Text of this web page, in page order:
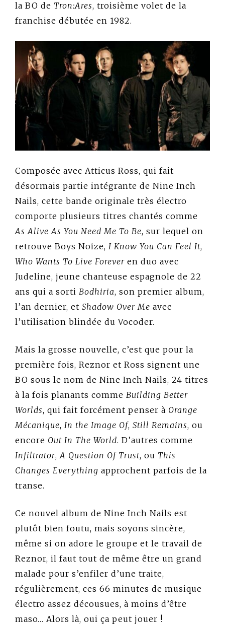
la BO de Tron:Ares, troisième volet de la
franchise débutée en 1982.
Composée avec Atticus Ross, qui fait
désormais partie intégrante de Nine Inch
Nails, cette bande originale très électro
comporte plusieurs titres chantés comme
As Alive As You Need Me To Be, sur lequel on
retrouve Boys Noize, I Know You Can Feel It,
Who Wants To Live Forever en duo avec
Judeline, jeune chanteuse espagnole de 22
ans qui a sorti Bodhiria, son premier album,
l’an dernier, et Shadow Over Me avec
l’utilisation blindée du Vocoder.
Mais la grosse nouvelle, c’est que pour la
première fois, Reznor et Ross signent une
BO sous le nom de Nine Inch Nails, 24 titres
à la fois planants comme Building Better
Worlds, qui fait forcément penser à Orange
Mécanique, In the Image Of, Still Remains, ou
encore Out In The World. D’autres comme
Infiltrator,A Question Of Trust, ou This
Changes Everything approchent parfois de la
transe.
Ce nouvel album de Nine Inch Nails est
plutôt bien foutu, mais soyons sincère,
même si on adore le groupe et le travail de
Reznor, il faut tout de même être un grand
malade pour s’enfiler d’une traite,
régulièrement, ces 66 minutes de musique
électro assez décousues, à moins d’être
maso… Alors là, oui ça peut jouer !